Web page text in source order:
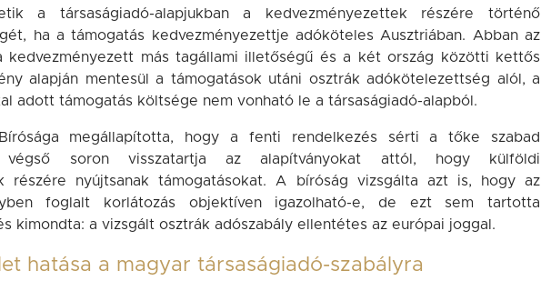
a társaságiadó-alapjukban a kedvezményezettek részére történő
ha a támogatás kedvezményezettje adóköteles Ausztriában. Abban az
kedvezményezett más tagállami illetőségű és a két ország közötti kettős
alapján mentesül a támogatások utáni osztrák adókötelezettség alól, a
adott támogatás költsége nem vonható le a társaságiadó-alapból.
megállapította, hogy a fenti rendelkezés sérti a tőke szabad
végső soron visszatartja az alapítványokat attól, hogy külföldi
részére nyújtsanak támogatásokat. A bíróság vizsgálta azt is, hogy az
foglalt korlátozás objektíven igazolható-e, de ezt sem tartotta
kimondta: a vizsgált osztrák adószabály ellentétes az európai joggal.
hatása a magyar társaságiadó-szabályra